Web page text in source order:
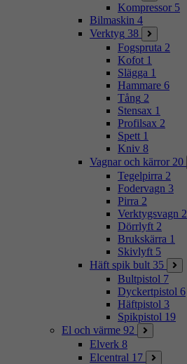
Kompressor 5
Bilmaskin 4
Verktyg 38
Fogspruta 2
Kofot 1
Slägga 1
Hammare 6
Tång 2
Stensax 1
Profilsax 2
Spett 1
Kniv 8
Vagnar och kärror 20
Tegelpirra 2
Fodervagn 3
Pirra 2
Verktygsvagn 2
Dörrlyft 2
Brukskärra 1
Skivlyft 5
Häft spik bult 35
Bultpistol 7
Dyckertpistol 6
Häftpistol 3
Spikpistol 19
El och värme 92
Elverk 8
Elcentral 17